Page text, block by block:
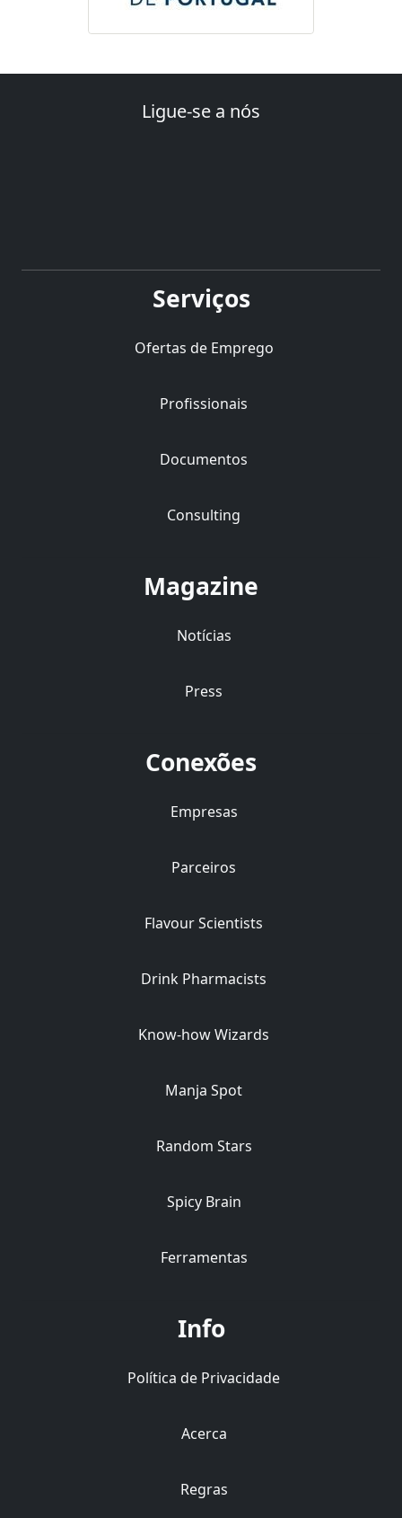
Ligue-se a nós
Serviços
Ofertas de Emprego
Profissionais
Documentos
Consulting
Magazine
Notícias
Press
Conexões
Empresas
Parceiros
Flavour Scientists
Drink Pharmacists
Know-how Wizards
Manja Spot
Random Stars
Spicy Brain
Ferramentas
Info
Política de Privacidade
Acerca
Regras